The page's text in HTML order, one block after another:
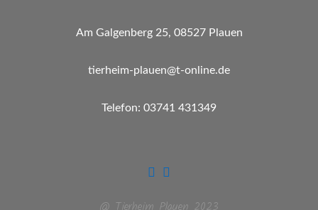
Am Galgenberg 25, 08527 Plauen
tierheim-plauen@t-online.de
Telefon: 03741 431349